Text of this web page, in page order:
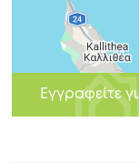
Εγγραφείτε